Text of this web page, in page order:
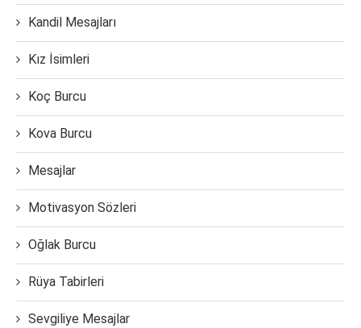
Kandil Mesajları
Kız İsimleri
Koç Burcu
Kova Burcu
Mesajlar
Motivasyon Sözleri
Oğlak Burcu
Rüya Tabirleri
Sevgiliye Mesajlar